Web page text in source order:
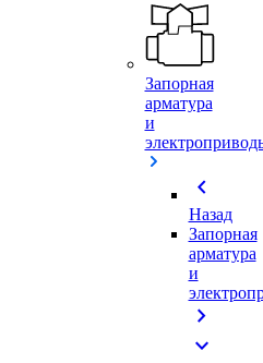
Запорная
арматура
и
chevron_left
Назад
Запорная
арматура
и
chevron_right
expand_more